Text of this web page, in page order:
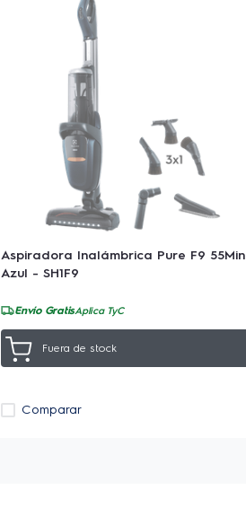
Aspiradora Inalámbrica Pure F9 55Min
Azul - SH1F9
Envío GratisAplica TyC
Fuera de stock
Comparar